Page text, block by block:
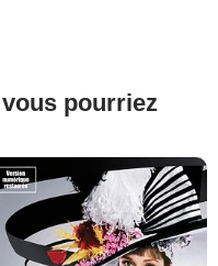
pourriez